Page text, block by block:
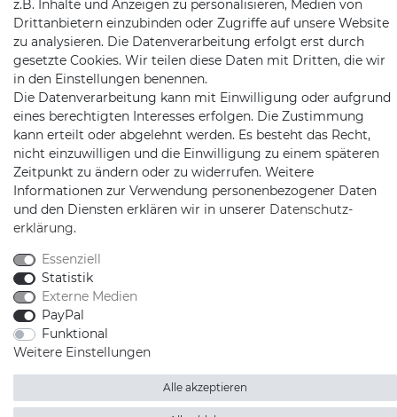
Schnellversand auf Facebook
Schnellversand auf Twitter
Schnellversand auf YouTube
Schnellversand auf
Schnellversand
2026 Schnellversand
*Alle Preise inkl. MwSt., zzgl. Versandkosten
z.B. Inhalte und Anzeigen zu personalisieren, Medien von
Drittanbietern einzubinden oder Zugriffe auf unsere Website
zu analysieren. Die Datenverarbeitung erfolgt erst durch
gesetzte Cookies. Wir teilen diese Daten mit Dritten, die wir
in den Einstellungen benennen.
Die Datenverarbeitung kann mit Einwilligung oder aufgrund
eines berechtigten Interesses erfolgen. Die Zustimmung
kann erteilt oder abgelehnt werden. Es besteht das Recht,
nicht einzuwilligen und die Einwilligung zu einem späteren
Zeitpunkt zu ändern oder zu widerrufen. Weitere
Informationen zur Verwendung personenbezogener Daten
und den Diensten erklären wir in unserer Daten­schutz­
erklärung.
Essenziell
Statistik
Externe Medien
PayPal
Funktional
Weitere Einstellungen
Alle akzeptieren